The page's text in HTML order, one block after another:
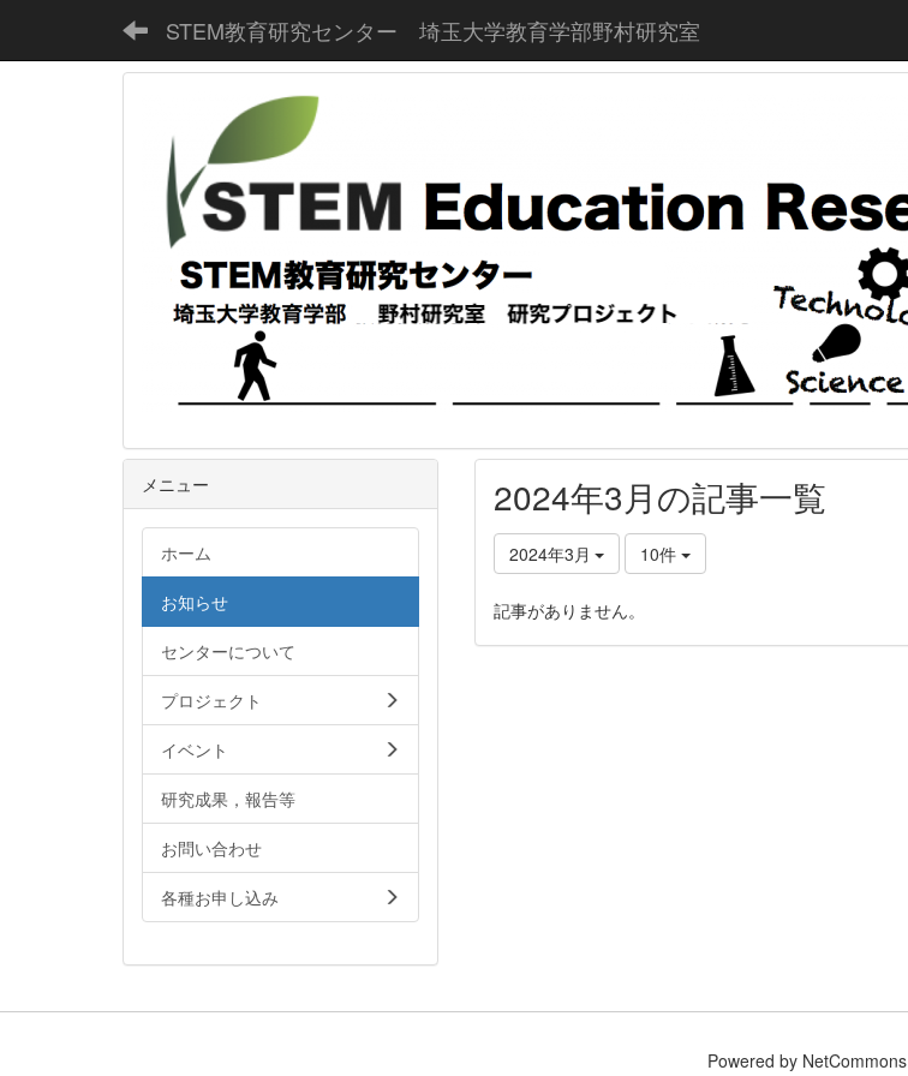
STEM教育研究センター 埼玉大学教育学部野村研究室
2024年3月の記事一覧
2024年3月 10件
記事がありません。
メニュー
ホーム
お知らせ
センターについて
プロジェクト
イベント
研究成果，報告等
お問い合わせ
各種お申し込み
Powered by NetCommons